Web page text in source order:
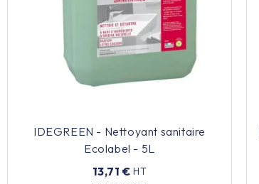
IDEGREEN - Nettoyant sanitaire
Ecolabel - 5L
13,71 € HT